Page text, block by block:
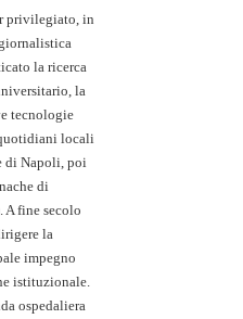
privilegiato, in
la ricerca
la
tecnologie
locali
di Napoli, poi
di
A fine secolo
la
impegno
istituzionale.
ospedaliera